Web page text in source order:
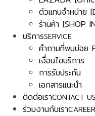
ตัวแทนจำหน่าย
ร้านค้า [SHOP
บริการSERVICE
คำถามที่พบบ่อย
เงื่อนไขบริการ
การรับประกัน
เอกสารแนะนำ
ติดต่อเราCONTACT US
ร่วมงานกับเรา